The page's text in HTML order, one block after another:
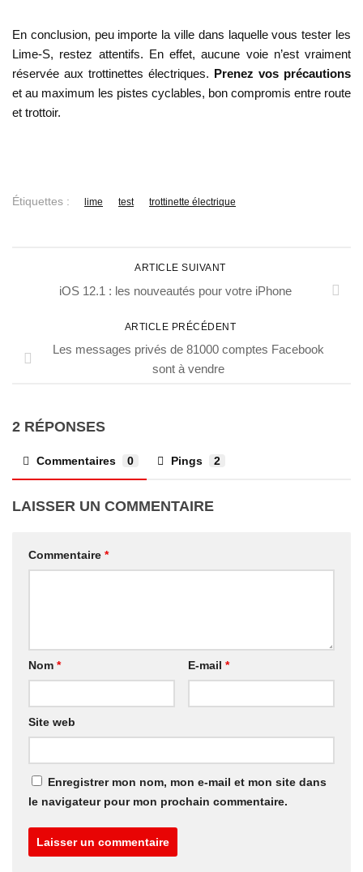
En conclusion, peu importe la ville dans laquelle vous tester les
Lime-S, restez attentifs. En effet, aucune voie n’est vraiment
réservée aux trottinettes électriques. Prenez vos précautions
et au maximum les pistes cyclables, bon compromis entre route
et trottoir.
Étiquettes : lime test trottinette électrique
ARTICLE SUIVANT
iOS 12.1 : les nouveautés pour votre iPhone
ARTICLE PRÉCÉDENT
Les messages privés de 81000 comptes Facebook
sont à vendre
2 RÉPONSES
Commentaires 0 Pings 2
LAISSER UN COMMENTAIRE
Commentaire *
Nom * E-mail *
Site web
Enregistrer mon nom, mon e-mail et mon site dans
le navigateur pour mon prochain commentaire.